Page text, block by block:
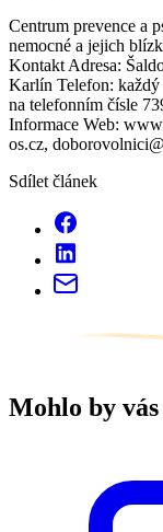
Centrum prevence a
nemocné a jejich
Kontakt Adresa:
Karlín Telefon: každý
na telefonním čísle
Informace Web:
os.cz,
Sdílet článek
Mohlo by